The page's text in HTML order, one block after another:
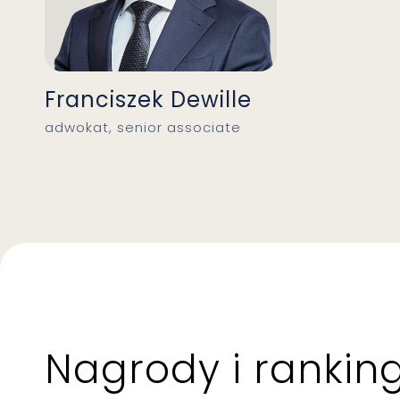
Franciszek Dewille
adwokat, senior associate
Nagrody i